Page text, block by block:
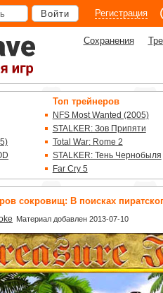
Войти Регистрация
Сохранения
Топ трейнеров
NFS Most Wanted (2005)
STALKER: Зов Припяти
Total War: Rome 2
STALKER: Тень Чернобыля
Far Cry 5
сокровищ: В поисках
Материал добавлен 2013-07-10